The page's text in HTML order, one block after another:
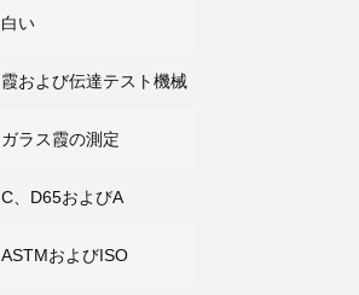
白い
霞および伝達テスト機械
ガラス霞の測定
C、D65およびA
ASTMおよびISO